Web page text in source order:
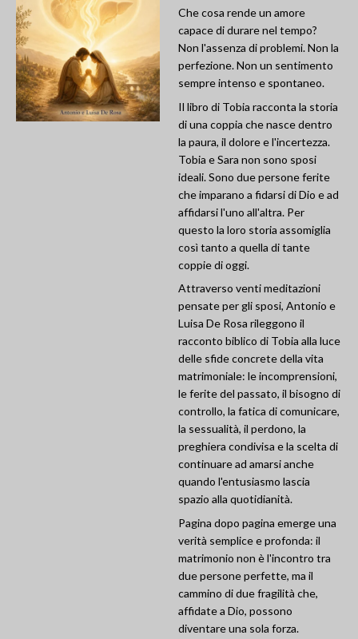
Che cosa rende un amore
capace di durare nel tempo?
Non l'assenza di problemi. Non la
perfezione. Non un sentimento
sempre intenso e spontaneo.
Il libro di Tobia racconta la storia
di una coppia che nasce dentro
la paura, il dolore e l'incertezza.
Tobia e Sara non sono sposi
ideali. Sono due persone ferite
che imparano a fidarsi di Dio e ad
affidarsi l'uno all'altra. Per
questo la loro storia assomiglia
così tanto a quella di tante
coppie di oggi.
Attraverso venti meditazioni
pensate per gli sposi, Antonio e
Luisa De Rosa rileggono il
racconto biblico di Tobia alla luce
delle sfide concrete della vita
matrimoniale: le incomprensioni,
le ferite del passato, il bisogno di
controllo, la fatica di comunicare,
la sessualità, il perdono, la
preghiera condivisa e la scelta di
continuare ad amarsi anche
quando l'entusiasmo lascia
spazio alla quotidianità.
Pagina dopo pagina emerge una
verità semplice e profonda: il
matrimonio non è l'incontro tra
due persone perfette, ma il
cammino di due fragilità che,
affidate a Dio, possono
diventare una sola forza.